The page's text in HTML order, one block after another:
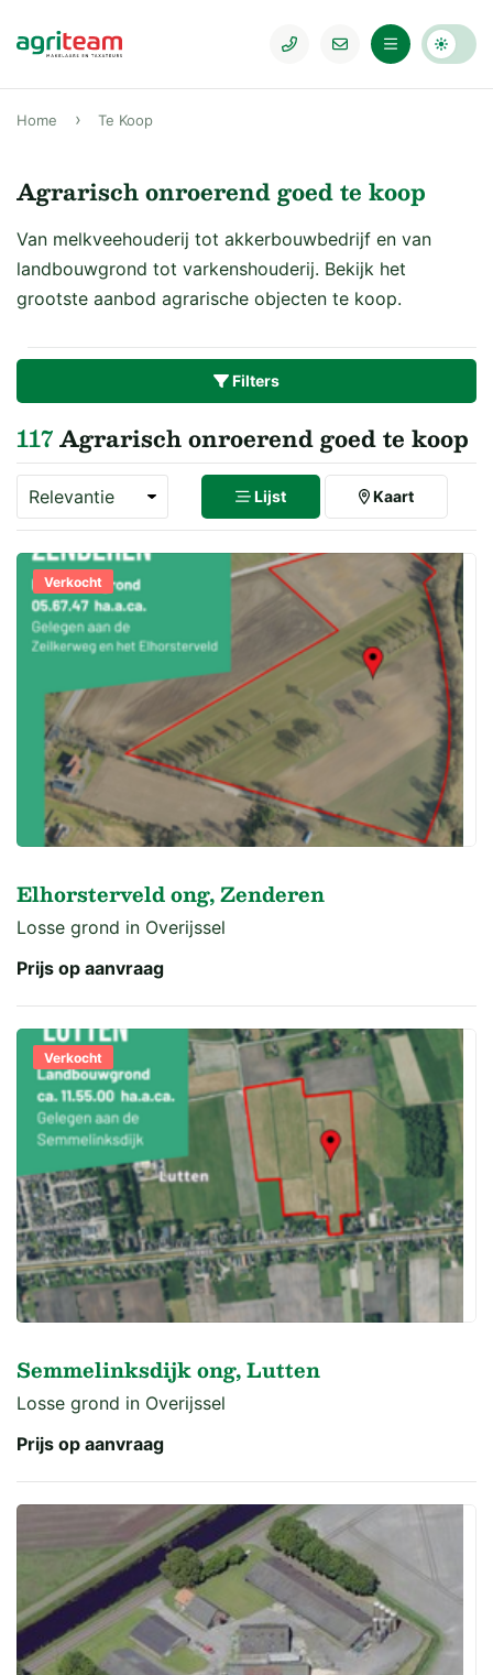
Home Te Koop
Agrarisch onroerend goed te koop
Van melkveehouderij tot akkerbouwbedrijf en van
landbouwgrond tot varkenshouderij. Bekijk het
grootste aanbod agrarische objecten te koop.
Filters
117Agrarisch onroerend goed te koop
Lijst Kaart
Verkocht
Elhorsterveld ong, Zenderen
Losse grond in Overijssel
Prijs op aanvraag
Verkocht
Semmelinksdijk ong, Lutten
Losse grond in Overijssel
Prijs op aanvraag